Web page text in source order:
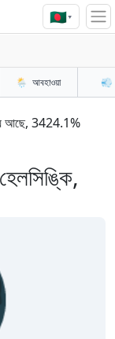
🇧🇩▾
🌦️ আবহাওয়া 💨
আছে, 3424.1%